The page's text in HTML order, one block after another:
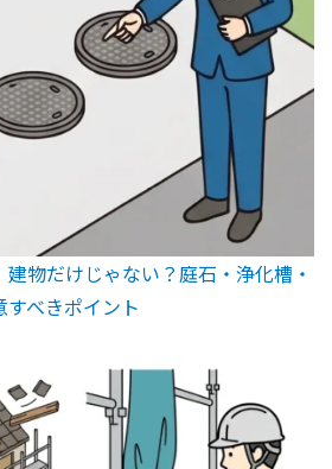
建物だけじゃない？庭石・浄化槽・
べきポイント